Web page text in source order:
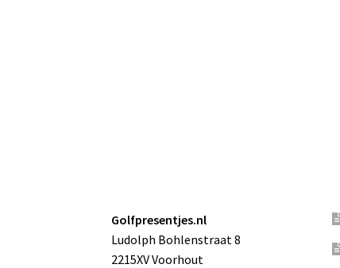
Golfpresentjes.nl
Ludolph Bohlenstraat 8
2215XV Voorhout